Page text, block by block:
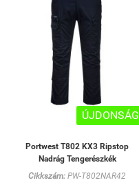
ÚJDONSÁG
Portwest T802 KX3 Ripstop
Nadrág Tengerészkék
Cikkszám: PW-T802NAR42